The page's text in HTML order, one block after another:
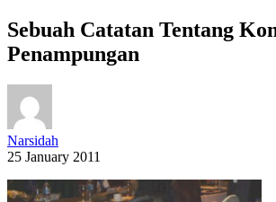
Sebuah Catatan Tentang
Penampungan
Narsidah
25 January 2011